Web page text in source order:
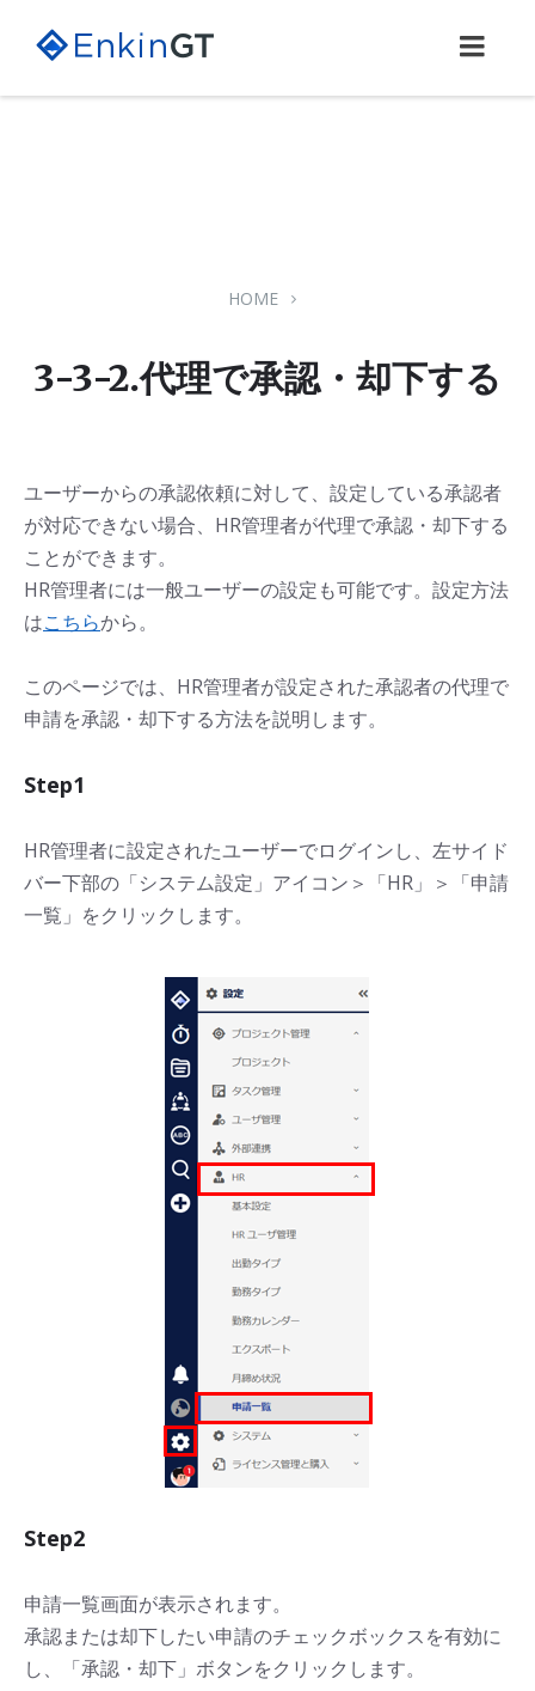
content
main
footer
HOME
3-3-2.代理で承認・却下する
ユーザーからの承認依頼に対して、設定している承認者
が対応できない場合、HR管理者が代理で承認・却下する
ことができます。
HR管理者には一般ユーザーの設定も可能です。設定方法
はこちらから。
このページでは、HR管理者が設定された承認者の代理で
申請を承認・却下する方法を説明します。
Step1
HR管理者に設定されたユーザーでログインし、左サイド
バー下部の「システム設定」アイコン＞「HR」＞「申請
一覧」をクリックします。
Step2
申請一覧画面が表示されます。
承認または却下したい申請のチェックボックスを有効に
し、「承認・却下」ボタンをクリックします。